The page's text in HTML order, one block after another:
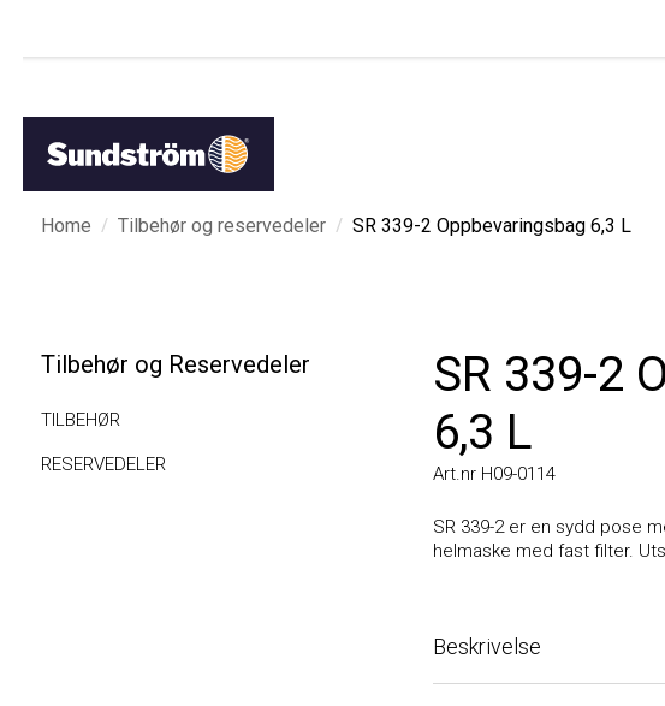
Home / Tilbehør og reservedeler / SR 339-2 Oppbevaringsbag 6,3 L
Tilbehør og Reservedeler
TILBEHØR
RESERVEDELER
SR 339-2
6,3 L
Art.nr H09-0114
SR 339-2 er en sydd pose
helmaske med fast filter.
Beskrivelse